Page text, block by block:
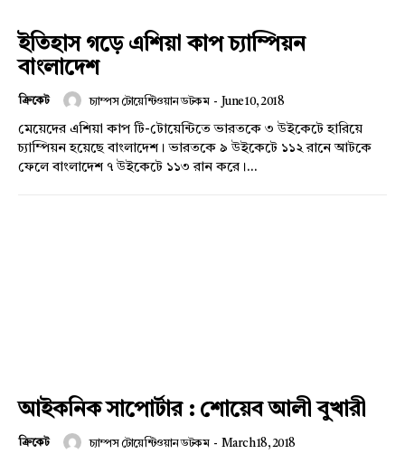
ইতিহাস গড়ে এশিয়া কাপ চ্যাম্পিয়ন
বাংলাদেশ
ক্রিকেট চ্যাম্পস টোয়েন্টিওয়ান ডটকম - June 10, 2018
মেয়েদের এশিয়া কাপ টি-টোয়েন্টিতে ভারতকে ৩ উইকেটে হারিয়ে
চ্যাম্পিয়ন হয়েছে বাংলাদেশ। ভারতকে ৯ উইকেটে ১১২ রানে আটকে
ফেলে বাংলাদেশ ৭ উইকেটে ১১৩ রান করে।...
আইকনিক সাপোর্টার : শোয়েব আলী বুখারী
ক্রিকেট চ্যাম্পস টোয়েন্টিওয়ান ডটকম - March 18, 2018